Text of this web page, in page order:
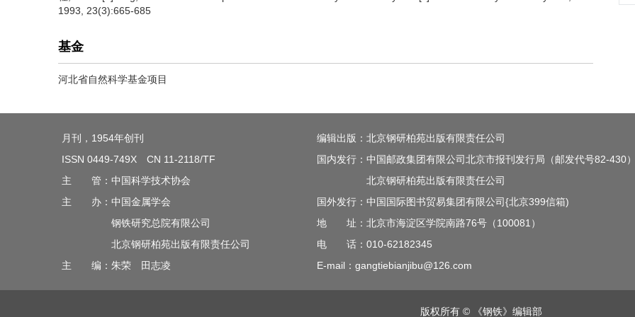
1993, 23(3):665-685
基金
河北省自然科学基金项目
月刊，1954年创刊
ISSN 0449-749X CN 11-2118/TF
主 管：中国科学技术协会
主 办：中国金属学会
钢铁研究总院有限公司
北京钢研柏苑出版有限责任公司
主 编：朱荣 田志凌
编辑出版：北京钢研柏苑出版有限责任公司
国内发行：中国邮政集团有限公司北京市报刊发行局（邮发代号82-430
北京钢研柏苑出版有限责任公司
国外发行：中国国际图书贸易集团有限公司{北京399信箱)
地 址：北京市海淀区学院南路76号（100081）
电 话：010-62182345
E-mail：gangtiebianjibu@126.com
版权所有 © 《钢铁》编辑部